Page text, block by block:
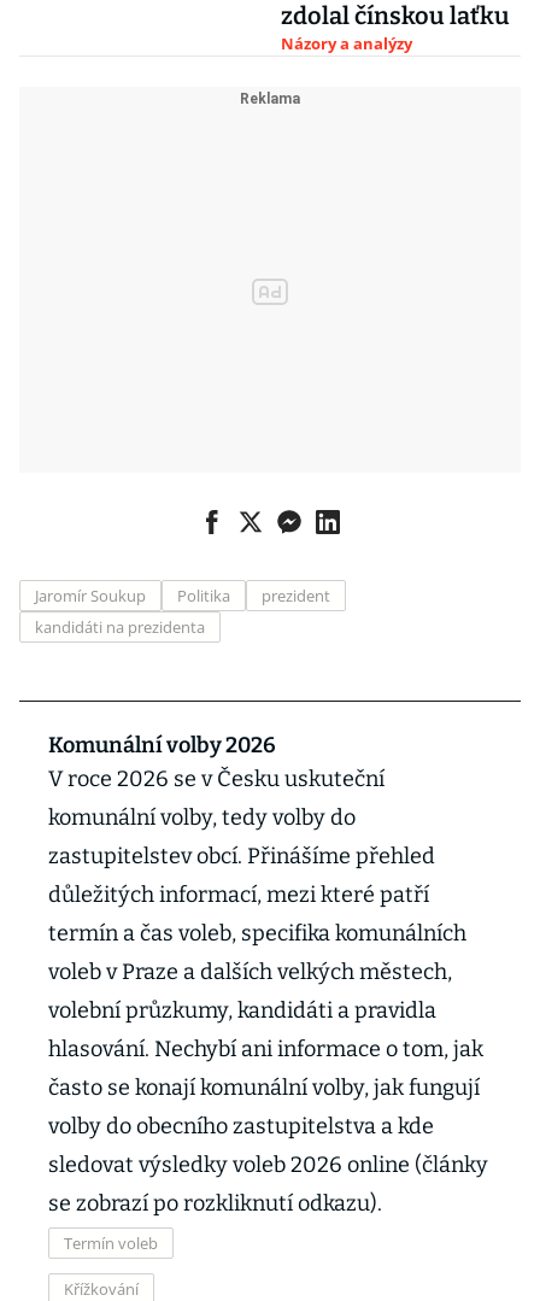
zdolal čínskou laťku
Názory a analýzy
Jaromír Soukup Politika
prezident
kandidáti na prezidenta
Komunální volby 2026
V roce 2026 se v Česku uskuteční
komunální volby, tedy volby do
zastupitelstev obcí. Přinášíme přehled
důležitých informací, mezi které patří
termín a čas voleb, specifika komunálních
voleb v Praze a dalších velkých městech,
volební průzkumy, kandidáti a pravidla
hlasování. Nechybí ani informace o tom, jak
často se konají komunální volby, jak fungují
volby do obecního zastupitelstva a kde
sledovat výsledky voleb 2026 online (články
se zobrazí po rozkliknutí odkazu).
Termín voleb
Křížkování